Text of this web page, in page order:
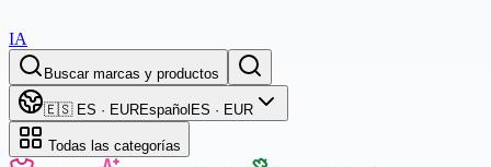
IA
Buscar marcas y productos
🇪🇸 ES · EUREspañol ES · EUR
Todas las categorías